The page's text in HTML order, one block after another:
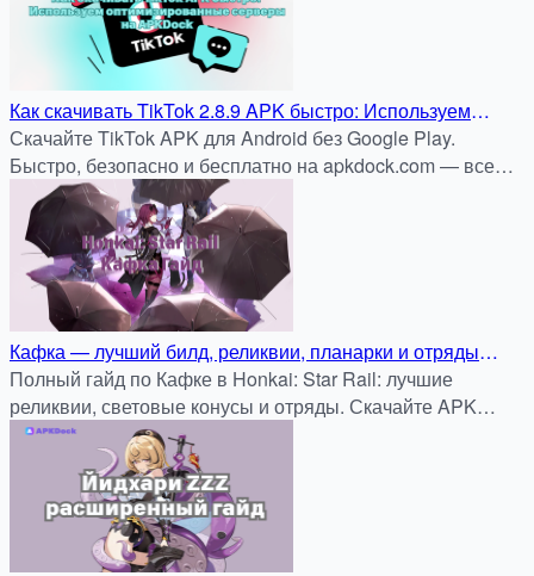
Как скачивать TikTok 2.8.9 APK быстро: Используем
оптимизированные серверы APKDock
Скачайте TikTok APK для Android без Google Play.
Быстро, безопасно и бесплатно на apkdock.com — все
тренды и видео всегда с вами.
Кафка — лучший билд, реликвии, планарки и отряды
(Honkai: Star Rail)
Полный гайд по Кафке в Honkai: Star Rail: лучшие
реликвии, световые конусы и отряды. Скачайте APK
бесплатно на APKDock.